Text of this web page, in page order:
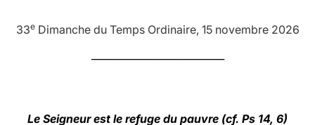
33eDimanche du Temps Ordinaire, 15 novembre 2026
Le Seigneur est le refuge du pauvre (cf. Ps 14, 6)